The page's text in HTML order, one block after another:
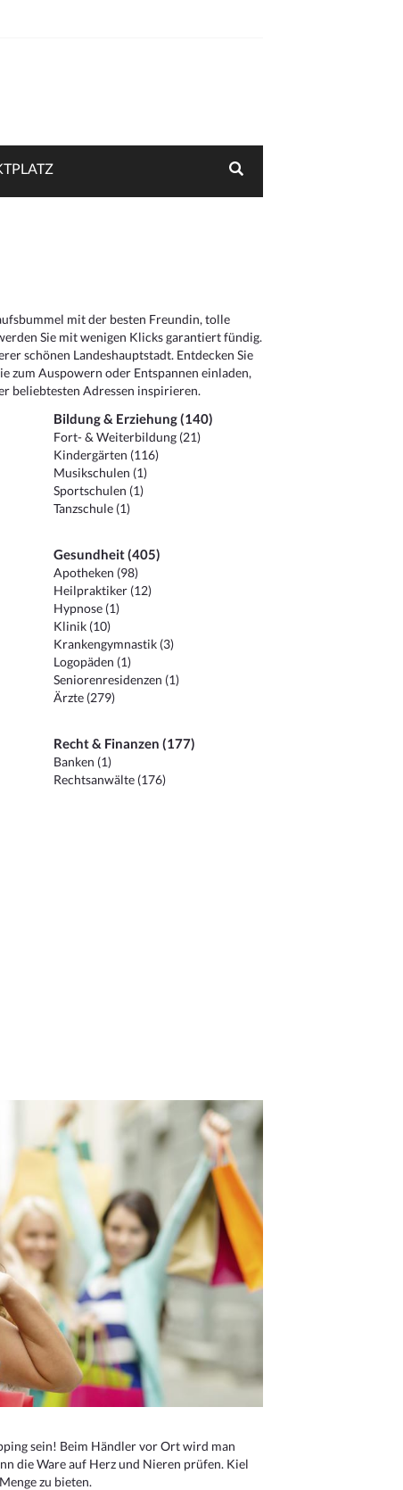
mit der besten Freundin, tolle
Sie mit wenigen Klicks garantiert fündig.
schönen Landeshauptstadt. Entdecken Sie
zum Auspowern oder Entspannen einladen,
beliebtesten Adressen inspirieren.
Bildung & Erziehung (140)
Fort- & Weiterbildung (21)
Kindergärten (116)
Musikschulen (1)
Sportschulen (1)
Tanzschule (1)
Gesundheit (405)
Apotheken (98)
Heilpraktiker (12)
Hypnose (1)
Klinik (10)
Krankengymnastik (3)
Logopäden (1)
Seniorenresidenzen (1)
Ärzte (279)
Recht & Finanzen (177)
Banken (1)
Rechtsanwälte (176)
sein! Beim Händler vor Ort wird man
die Ware auf Herz und Nieren prüfen. Kiel
zu bieten.